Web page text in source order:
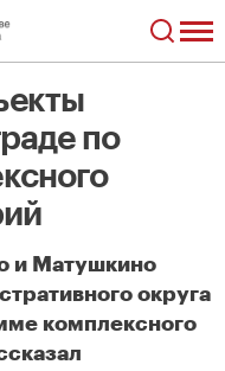
по
и Матушкино
округа
комплексного